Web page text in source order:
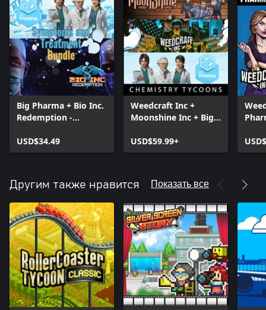
Big Pharma + Bio Inc.
Redemption -
Treatment Bundle
USD$34.49
Weedcraft Inc +
Moonshine Inc + Big
Tycoons Bundle
USD$59.99+
Другим также нравится Показать все